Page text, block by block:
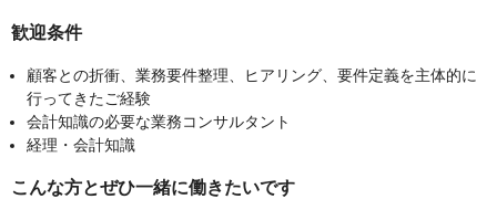
歓迎条件
顧客との折衝、業務要件整理、ヒアリング、要件定義を主体的に
行ってきたご経験
会計知識の必要な業務コンサルタント
経理・会計知識
こんな方とぜひ一緒に働きたいです